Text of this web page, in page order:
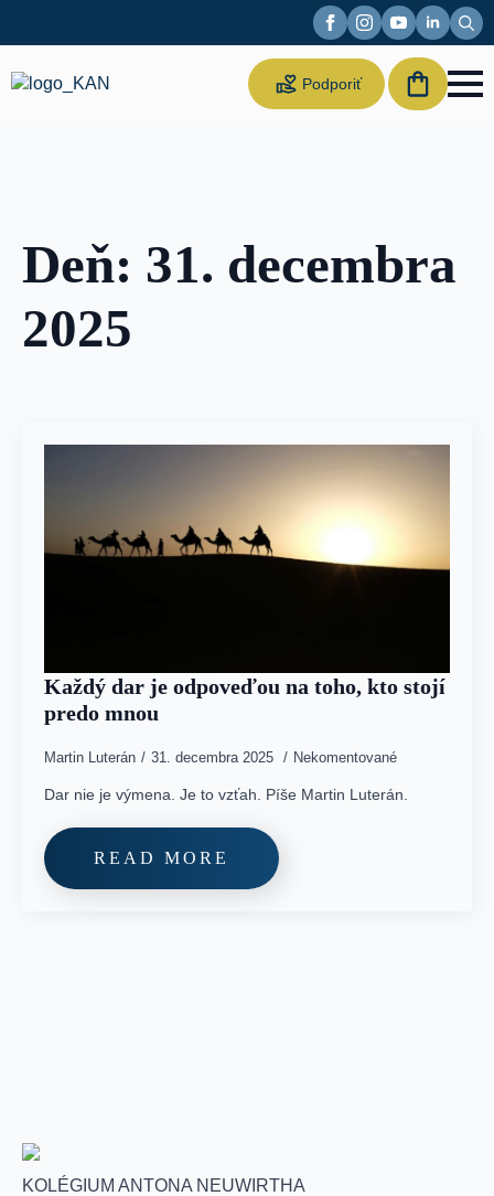
for:
Podporiť
us
Deň: 31. decembra
2025
Každý dar je odpoveďou na toho, kto stojí
predo mnou
Martin Luterán 31. decembra 2025 Nekomentované
Dar nie je výmena. Je to vzťah. Píše Martin Luterán.
READ MORE
KOLÉGIUM ANTONA NEUWIRTHA